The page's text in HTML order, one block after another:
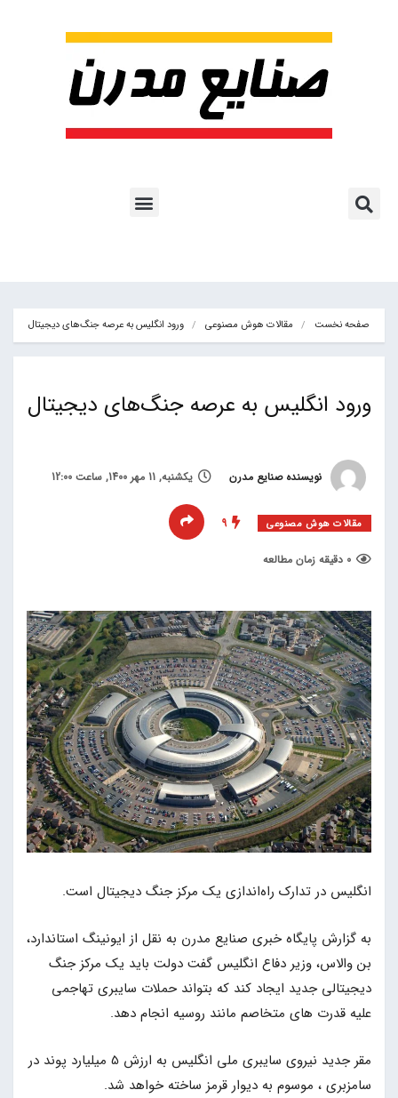
صفحه نخست مقالات هوش مصنوعی ورود انگلیس به عرصه جنگ‌های دیجیتال
ورود انگلیس به عرصه جنگ‌های دیجیتال
نویسنده صنایع مدرن یکشنبه, 11 مهر 1400, ساعت 12:00
مقالات هوش مصنوعی 9
0 دقیقه زمان مطالعه
انگلیس در تدارک راه‌اندازی یک مرکز جنگ دیجیتال است.
به گزارش پایگاه خبری صنایع مدرن به نقل از ایونینگ استاندارد،
بن والاس، وزیر دفاع انگلیس گفت دولت باید یک مرکز جنگ
دیجیتالی جدید ایجاد کند که بتواند حملات سایبری تهاجمی
علیه قدرت های متخاصم مانند روسیه انجام دهد.
مقر جدید نیروی سایبری ملی انگلیس به ارزش 5 میلیارد پوند در
سامزبری ، موسوم به دیوار قرمز ساخته خواهد شد.